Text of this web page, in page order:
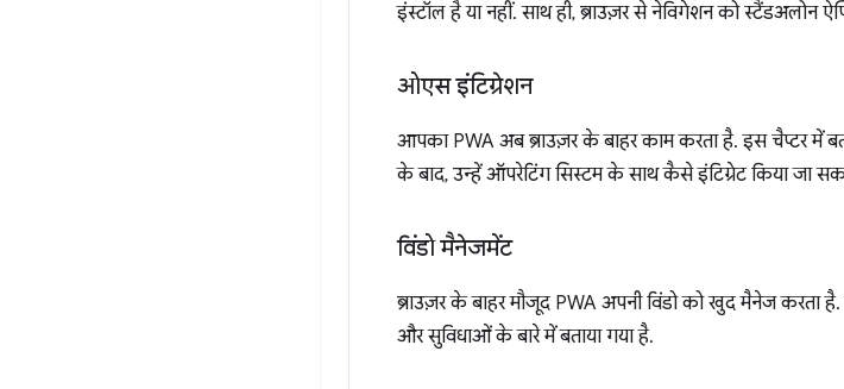
इंस्टॉल है या नहीं. साथ ही, ब्राउज़र से नेविगेशन को
ओएस इंटिग्रेशन
आपका PWA अब ब्राउज़र के बाहर काम करता है. इस चैप्टर
के बाद, उन्हें ऑपरेटिंग सिस्टम के साथ कैसे इंटिग्रेट किया जा
विंडो मैनेजमेंट
ब्राउज़र के बाहर मौजूद PWA अपनी विंडो को खुद मैनेज
और सुविधाओं के बारे में बताया गया है.